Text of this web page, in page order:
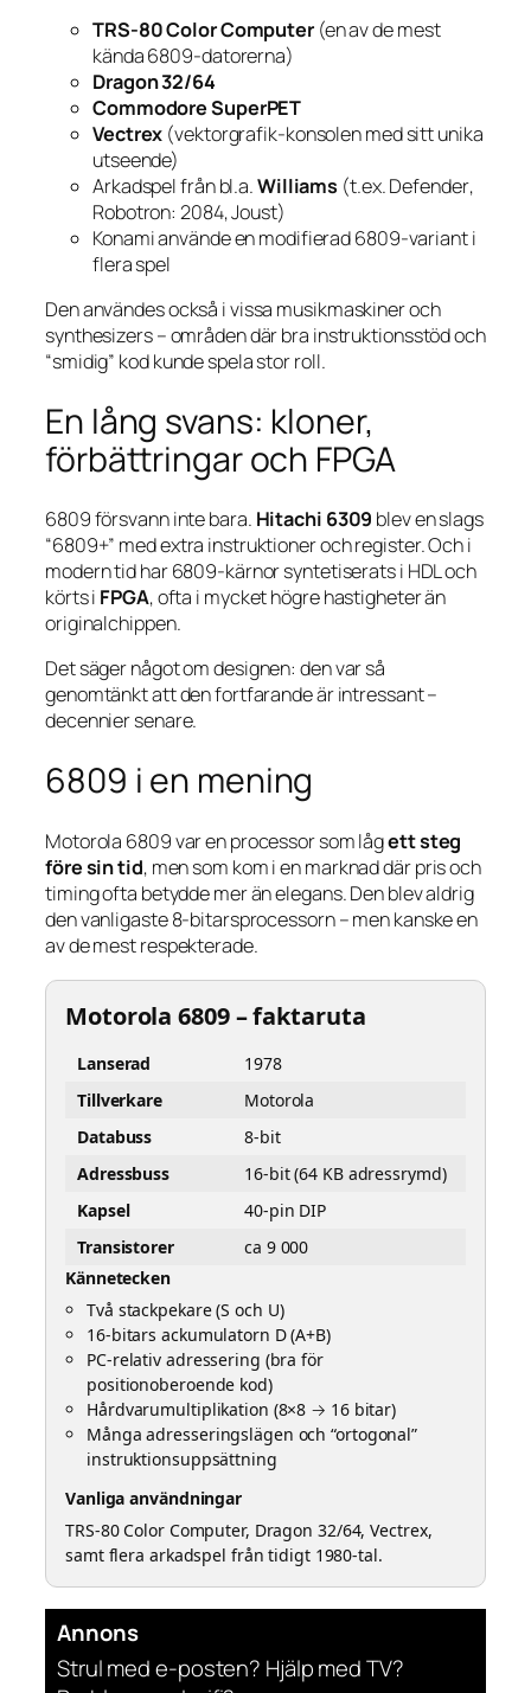
TRS-80 Color Computer(en av de mest
kända 6809-datorerna)
Dragon 32/64
Commodore SuperPET
Vectrex (vektorgrafik-konsolen med sitt unika
utseende)
Arkadspel från bl.a.Williams (t.ex.Defender,
Robotron: 2084,Joust)
Konami använde en modifierad 6809-variant i
flera spel
Den användes också i vissa musikmaskiner och
synthesizers – områden där bra instruktionsstöd och
“smidig” kod kunde spela stor roll.
En lång svans: kloner,
förbättringar och FPGA
6809 försvann inte bara. Hitachi 6309 blev en slags
“6809+” med extra instruktioner och register. Och i
modern tid har 6809-kärnor syntetiserats i HDL och
körts i FPGA, ofta i mycket högre hastigheter än
originalchippen.
Det säger något om designen: den var så
genomtänkt att den fortfarande är intressant –
decennier senare.
6809 i en mening
Motorola 6809 var en processor som lågett steg
före sin tid, men som kom i en marknad där pris och
timing ofta betydde mer än elegans. Den blev aldrig
den vanligaste 8-bitarsprocessorn – men kanske en
av de mest respekterade.
Motorola 6809 – faktaruta
Lanserad
1978
Tillverkare
Motorola
Databuss
8-bit
Adressbuss
16-bit (64 KB adressrymd)
Kapsel
40-pin DIP
Transistorer
ca 9 000
Kännetecken
Två stackpekare (S och U)
16-bitars ackumulatorn D (A+B)
PC-relativ adressering (bra för
positionoberoende kod)
Hårdvarumultiplikation (8×8 → 16 bitar)
Många adresseringslägen och “ortogonal”
instruktionsuppsättning
Vanliga användningar
TRS-80 Color Computer, Dragon 32/64, Vectrex,
samt flera arkadspel från tidigt 1980-tal.
Annons
Strul med e-posten? Hjälp med TV?